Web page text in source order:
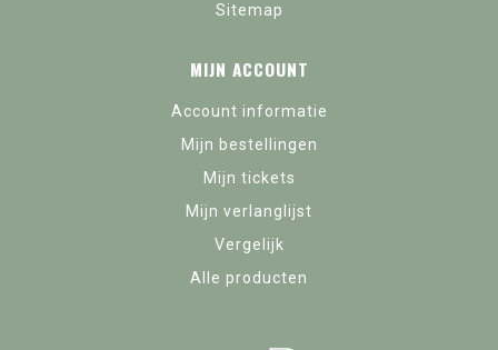
Sitemap
MIJN ACCOUNT
Account informatie
Mijn bestellingen
Mijn tickets
Mijn verlanglijst
Vergelijk
Alle producten